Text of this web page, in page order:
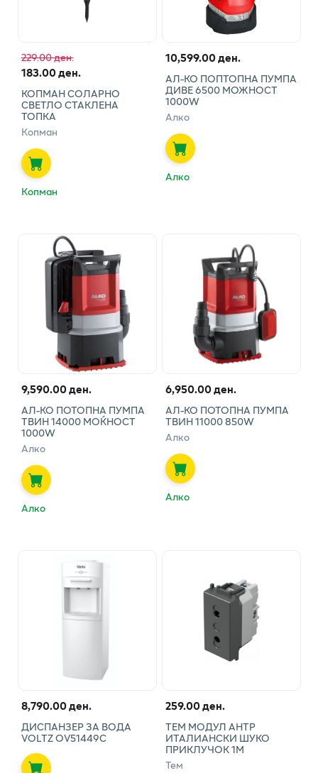
229.00 ден.
183.00 ден.
КОПМАН СОЛАРНО
СВЕТЛО СТАКЛЕНА
ТОПКА
Копман
Копман
10,599.00 ден.
АЛ-КО ПОПТОПНА ПУМПА
ДИВЕ 6500 МОЖНОСТ
1000W
Алко
Алко
9,590.00 ден.
АЛ-КО ПОТОПНА ПУМПА
ТВИН 14000 МОЌНОСТ
1000W
Алко
Алко
6,950.00 ден.
АЛ-КО ПОТОПНА ПУМПА
ТВИН 11000 850W
Алко
Алко
8,790.00 ден.
ДИСПАНЗЕР ЗА ВОДА
VOLTZ OV51449C
259.00 ден.
ТЕМ МОДУЛ АНТР
ИТАЛИАНСКИ ШУКО
ПРИКЛУЧОК 1М
Тем